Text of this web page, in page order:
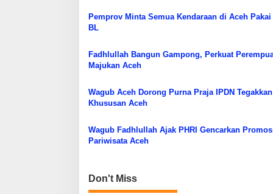
s
Pemprov Minta Semua Kendaraan di Aceh Pakai
BL
Fadhlullah Bangun Gampong, Perkuat
Majukan Aceh
Wagub Aceh Dorong Purna Praja IPDN
Khususan Aceh
Wagub Fadhlullah Ajak PHRI Gencarkan
Pariwisata Aceh
Don't Miss